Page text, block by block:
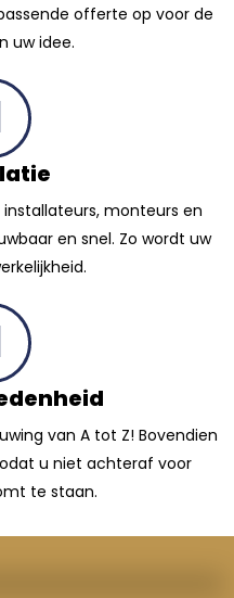
offerte op voor de
uw idee.
monteurs en
en snel. Zo wordt uw
van A tot Z! Bovendien
u niet achteraf voor
te staan.